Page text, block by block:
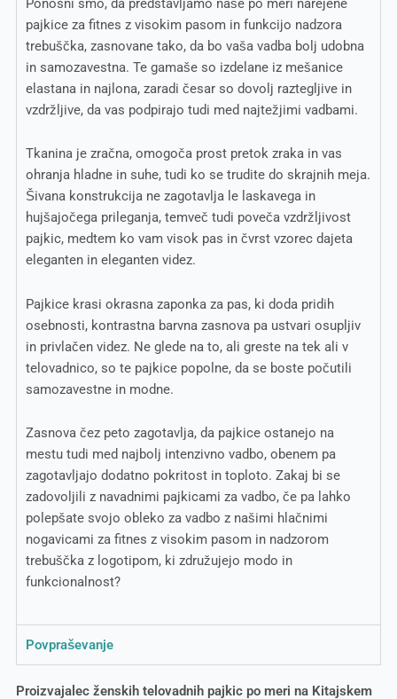
Ponosni smo, da predstavljamo naše po meri narejene
pajkice za fitnes z visokim pasom in funkcijo nadzora
trebuščka, zasnovane tako, da bo vaša vadba bolj udobna
in samozavestna. Te gamaše so izdelane iz mešanice
elastana in najlona, zaradi česar so dovolj raztegljive in
vzdržljive, da vas podpirajo tudi med najtežjimi vadbami.
Tkanina je zračna, omogoča prost pretok zraka in vas
ohranja hladne in suhe, tudi ko se trudite do skrajnih meja.
Šivana konstrukcija ne zagotavlja le laskavega in
hujšajočega prileganja, temveč tudi poveča vzdržljivost
pajkic, medtem ko vam visok pas in čvrst vzorec dajeta
eleganten in eleganten videz.
Pajkice krasi okrasna zaponka za pas, ki doda pridih
osebnosti, kontrastna barvna zasnova pa ustvari osupljiv
in privlačen videz. Ne glede na to, ali greste na tek ali v
telovadnico, so te pajkice popolne, da se boste počutili
samozavestne in modne.
Zasnova čez peto zagotavlja, da pajkice ostanejo na
mestu tudi med najbolj intenzivno vadbo, obenem pa
zagotavljajo dodatno pokritost in toploto. Zakaj bi se
zadovoljili z navadnimi pajkicami za vadbo, če pa lahko
polepšate svojo obleko za vadbo z našimi hlačnimi
nogavicami za fitnes z visokim pasom in nadzorom
trebuščka z logotipom, ki združujejo modo in
funkcionalnost?
Povpraševanje
Proizvajalec ženskih telovadnih pajkic po meri na Kitajskem